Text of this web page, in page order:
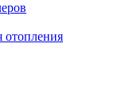
отопления